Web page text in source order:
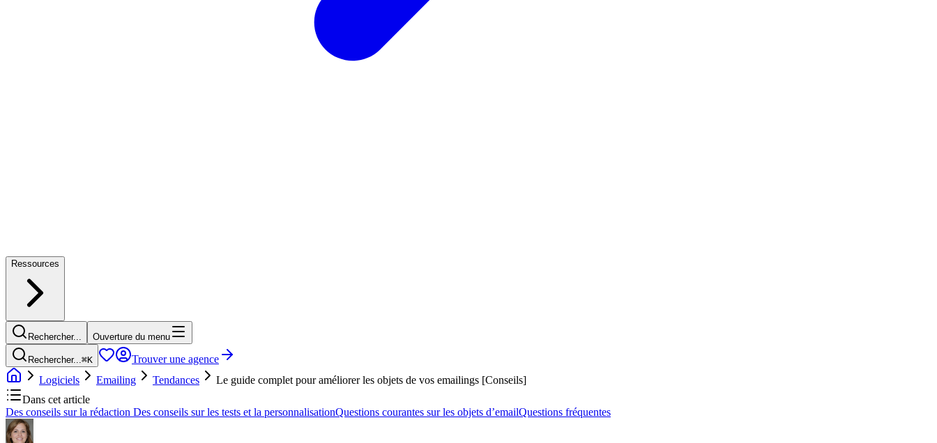
Ressources
Rechercher... Ouverture du menu
Rechercher...⌘K
Trouver une agence
Logiciels
Emailing Tendances
Le guide complet pour améliorer les objets de vos emailings [Conseils]
Dans cet article
Des conseils sur la rédaction Des conseils sur les tests et la personnalisationQuestions courantes sur les objets d’emailQuestions fréquentes